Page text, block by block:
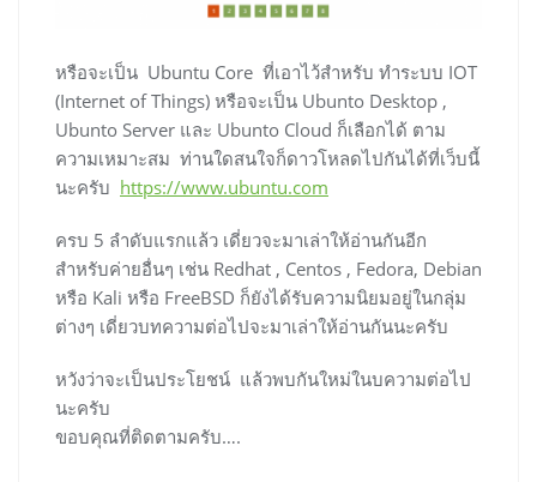
หรือจะเป็น Ubuntu Core ที่เอาไว้สำหรับ ทำระบบ IOT
(Internet of Things) หรือจะเป็น Ubunto Desktop ,
Ubunto Server และ Ubunto Cloud ก็เลือกได้ ตาม
ความเหมาะสม ท่านใดสนใจก็ดาวโหลดไปกันได้ที่เว็บนี้
นะครับ https://www.ubuntu.com
ครบ 5 ลำดับแรกแล้ว เดี่ยวจะมาเล่าให้อ่านกันอีก
สำหรับค่ายอื่นๆ เช่น Redhat , Centos , Fedora, Debian
หรือ Kali หรือ FreeBSD ก็ยังได้รับความนิยมอยู่ในกลุ่ม
ต่างๆ เดี่ยวบทความต่อไปจะมาเล่าให้อ่านกันนะครับ
หวังว่าจะเป็นประโยชน์ แล้วพบกันใหม่ในบความต่อไป
นะครับ
ขอบคุณที่ติดตามครับ….